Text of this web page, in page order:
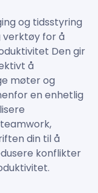
og tidsstyring
verktøy for å
Den gir
å
møter og
en enhetlig
din til å
konflikter